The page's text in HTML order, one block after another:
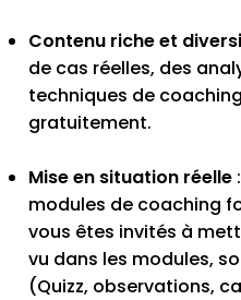
Contenu riche et
de cas réelles, des
techniques de
gratuitement.
Mise en situation réelle
modules de coaching
vous êtes invités à
vu dans les modules,
(Quizz, observations,